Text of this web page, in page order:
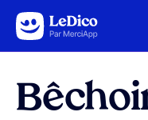
Aller au contenu